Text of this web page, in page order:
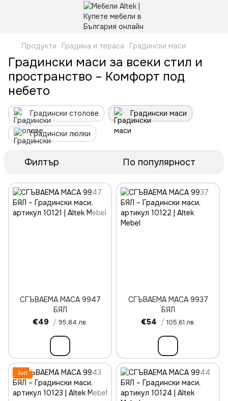
Продукти Градина и тераса Градински маси
Градински маси за всеки стил и
пространство – Комфорт под
небето
Градински столове Градински маси
Градински люлки
Филтър По популярност
СГЪВАЕМА МАСА 9947
БЯЛ
€49 / 95,84 лв.
СГЪВАЕМА МАСА 9937
БЯЛ
€54 / 105,61 лв.
Хит